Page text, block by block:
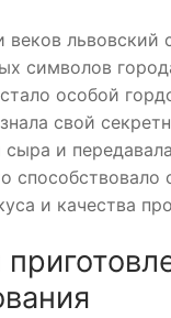
веков львовский
символов
особой
свой
сыра и
способствовало
и качества